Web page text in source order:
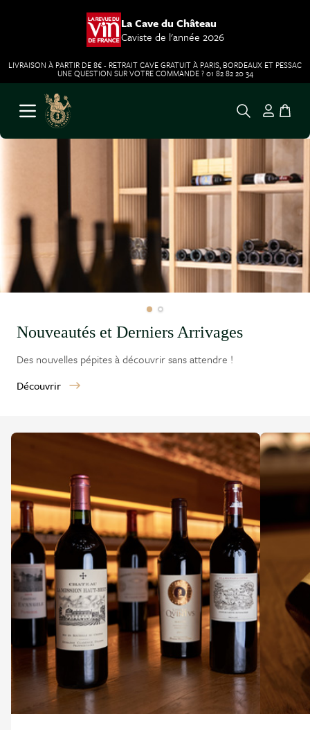
La Cave du Château
Caviste de l'année 2026
LIVRAISON À PARTIR DE 8€ - RETRAIT CAVE GRATUIT À PARIS, BORDEAUX ET PESSAC
UNE QUESTION SUR VOTRE COMMANDE ? 01 82 82 20 34
Aller au contenu
Ouvrir le menu
Nouveautés et Derniers Arrivages
Des nouvelles pépites à découvrir sans attendre !
Découvrir